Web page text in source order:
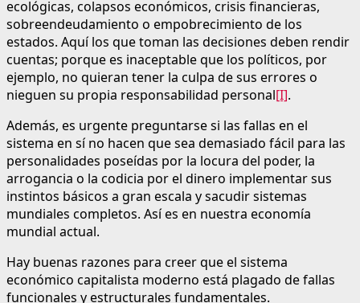
ecológicas, colapsos económicos, crisis financieras,
sobreendeudamiento o empobrecimiento de los
estados. Aquí los que toman las decisiones deben rendir
cuentas; porque es inaceptable que los políticos, por
ejemplo, no quieran tener la culpa de sus errores o
nieguen su propia responsabilidad personal[I].
Además, es urgente preguntarse si las fallas en el
sistema en sí no hacen que sea demasiado fácil para las
personalidades poseídas por la locura del poder, la
arrogancia o la codicia por el dinero implementar sus
instintos básicos a gran escala y sacudir sistemas
mundiales completos. Así es en nuestra economía
mundial actual.
Hay buenas razones para creer que el sistema
económico capitalista moderno está plagado de fallas
funcionales y estructurales fundamentales.